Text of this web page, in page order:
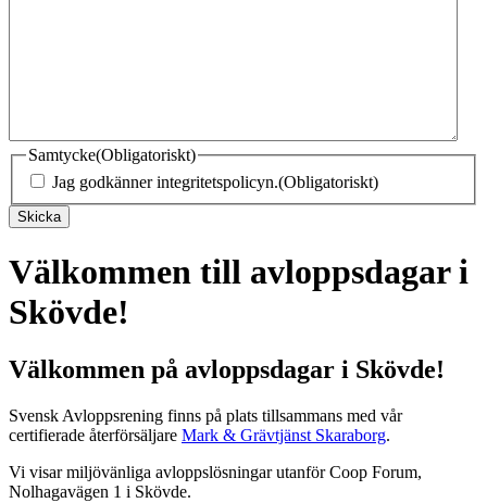
Samtycke(Obligatoriskt)
Jag godkänner integritetspolicyn.(Obligatoriskt)
Skicka
Välkommen till avloppsdagar i
Skövde!
Välkommen på avloppsdagar i Skövde!
Svensk Avloppsrening finns på plats tillsammans med vår
certifierade återförsäljare Mark & Grävtjänst Skaraborg.
Vi visar miljövänliga avloppslösningar utanför Coop Forum,
Nolhagavägen 1 i Skövde.